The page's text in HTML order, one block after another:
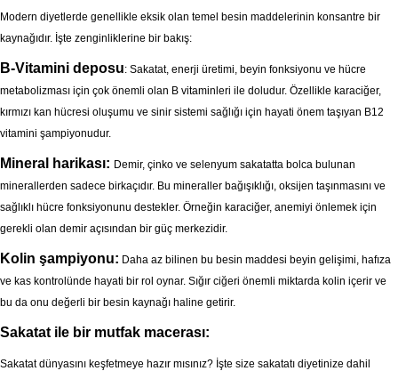
Modern diyetlerde genellikle eksik olan temel besin maddelerinin konsantre bir
kaynağıdır. İşte zenginliklerine bir bakış:
B-Vitamini deposu: Sakatat, enerji üretimi, beyin fonksiyonu ve hücre
metabolizması için çok önemli olan B vitaminleri ile doludur. Özellikle karaciğer,
kırmızı kan hücresi oluşumu ve sinir sistemi sağlığı için hayati önem taşıyan B12
vitamini şampiyonudur.
Mineral harikası: Demir, çinko ve selenyum sakatatta bolca bulunan
minerallerden sadece birkaçıdır. Bu mineraller bağışıklığı, oksijen taşınmasını ve
sağlıklı hücre fonksiyonunu destekler. Örneğin karaciğer, anemiyi önlemek için
gerekli olan demir açısından bir güç merkezidir.
Kolin şampiyonu: Daha az bilinen bu besin maddesi beyin gelişimi, hafıza
ve kas kontrolünde hayati bir rol oynar. Sığır ciğeri önemli miktarda kolin içerir ve
bu da onu değerli bir besin kaynağı haline getirir.
Sakatat ile bir mutfak macerası:
Sakatat dünyasını keşfetmeye hazır mısınız? İşte size sakatatı diyetinize dahil